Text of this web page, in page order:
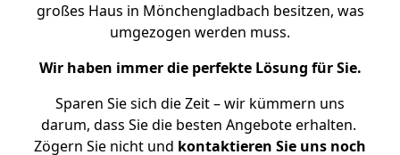
großes Haus in Mönchengladbach besitzen, was
umgezogen werden muss.
Wir haben immer die perfekte Lösung für Sie.
Sparen Sie sich die Zeit – wir kümmern uns
darum, dass Sie die besten Angebote erhalten.
Zögern Sie nicht und kontaktieren Sie uns noch